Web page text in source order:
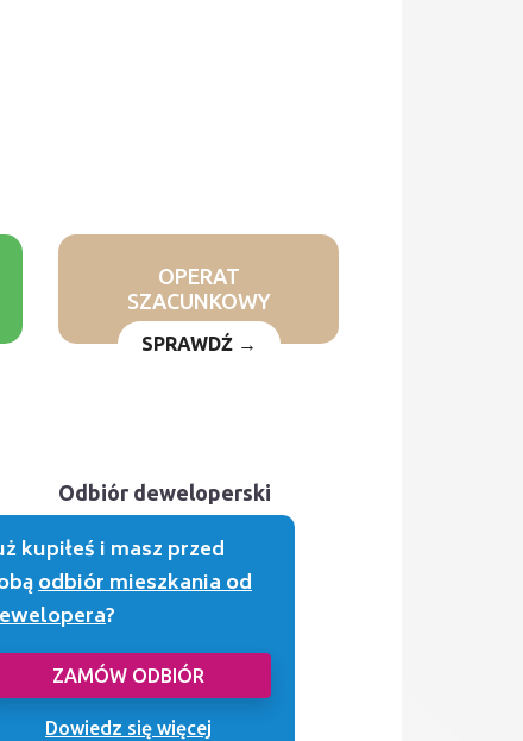
OPERAT
SZACUNKOWY
SPRAWDŹ →
Odbiór deweloperski
kupiłeś i masz przed
odbiór mieszkania od
?
ZAMÓW ODBIÓR
Dowiedz się więcej